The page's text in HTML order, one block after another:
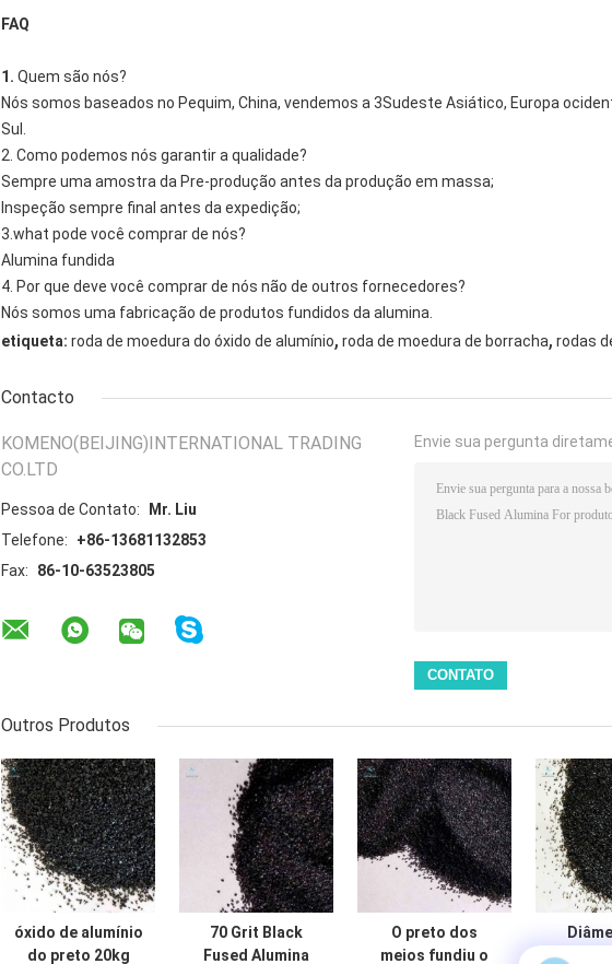
FAQ
1. Quem são nós?
Nós somos baseados no Pequim, China, vendemos a 3Sudeste Asiático, Europa
Sul.
2. Como podemos nós garantir a qualidade?
Sempre uma amostra da Pre-produção antes da produção em massa;
Inspeção sempre final antes da expedição;
3.what pode você comprar de nós?
Alumina fundida
4. Por que deve você comprar de nós não de outros fornecedores?
Nós somos uma fabricação de produtos fundidos da alumina.
etiqueta: roda de moedura do óxido de alumínio, roda de moedura de borracha, rodas
Contacto
KOMENO(BEIJING)INTERNATIONAL TRADING
CO.LTD
Pessoa de Contato:
Mr. Liu
Telefone:
+86-13681132853
Fax:
86-10-63523805
Envie sua pergunta
Outros Produtos
óxido de alumínio
do preto 20kg
70 Grit Black
Fused Alumina
O preto dos
meios fundiu o